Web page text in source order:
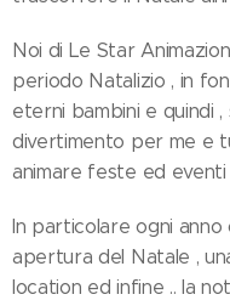
Noi di Le Star
periodo Natalizio , in
eterni bambini e quindi
divertimento per me e
animare feste ed eventi
In particolare ogni anno
apertura del Natale ,
location ed infine .. la